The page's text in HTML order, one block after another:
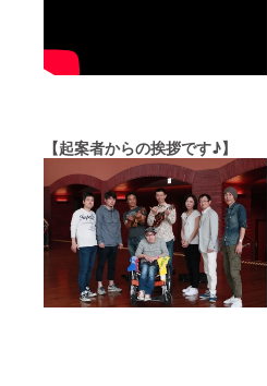
【起案者からの挨拶です♪】